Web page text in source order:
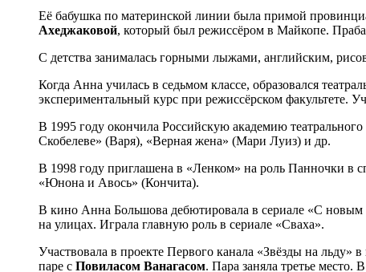
Её бабушка по материнской линии была примой
Ахеджаковой, который был режиссёром в Майкопе.
С детства занималась горными лыжами, английским,
Когда Анна училась в седьмом классе, образовался
экспериментальный курс при режиссёрском факультете.
В 1995 году окончила Российскую академию
Скобелеве» (Варя), «Верная жена» (Мари Луиз) и др.
В 1998 году приглашена в «Ленком» на роль Панночки в
«Юнона и Авось» (Кончита).
В кино Анна Большова дебютировала в сериале «С новым
на улицах. Играла главную роль в сериале «Сваха».
Участвовала в проекте Первого канала «Звёзды на льду»
паре с Повиласом Ванагасом. Пара заняла третье